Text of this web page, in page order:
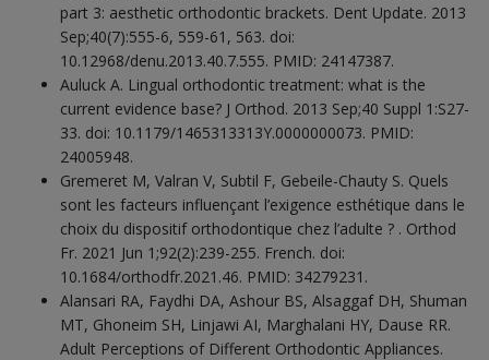
part 3: aesthetic orthodontic brackets. Dent Update. 2013
Sep;40(7):555-6, 559-61, 563. doi:
10.12968/denu.2013.40.7.555. PMID: 24147387.
Auluck A. Lingual orthodontic treatment: what is the
current evidence base? J Orthod. 2013 Sep;40 Suppl 1:S27-
33. doi: 10.1179/1465313313Y.0000000073. PMID:
24005948.
Gremeret M, Valran V, Subtil F, Gebeile-Chauty S. Quels
sont les facteurs influençant l’exigence esthétique dans le
choix du dispositif orthodontique chez l’adulte ? . Orthod
Fr. 2021 Jun 1;92(2):239-255. French. doi:
10.1684/orthodfr.2021.46. PMID: 34279231.
Alansari RA, Faydhi DA, Ashour BS, Alsaggaf DH, Shuman
MT, Ghoneim SH, Linjawi AI, Marghalani HY, Dause RR.
Adult Perceptions of Different Orthodontic Appliances.